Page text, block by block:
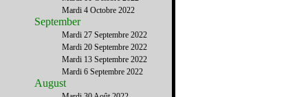
Mardi 4 Octobre 2022
September
Mardi 27 Septembre 2022
Mardi 20 Septembre 2022
Mardi 13 Septembre 2022
Mardi 6 Septembre 2022
August